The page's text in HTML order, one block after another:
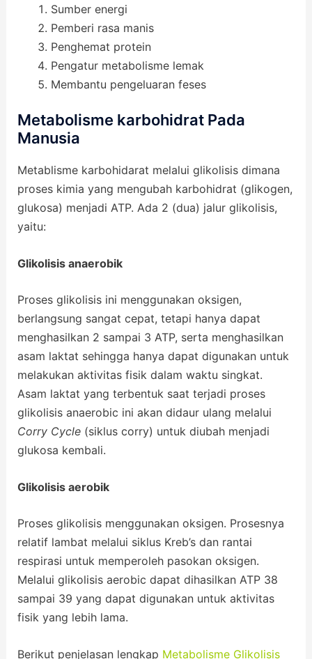
Sumber energi
Pemberi rasa manis
Penghemat protein
Pengatur metabolisme lemak
Membantu pengeluaran feses
Metabolisme karbohidrat Pada
Manusia
Metablisme karbohidarat melalui glikolisis dimana
proses kimia yang mengubah karbohidrat (glikogen,
glukosa) menjadi ATP. Ada 2 (dua) jalur glikolisis,
yaitu:
Glikolisis anaerobik
Proses glikolisis ini menggunakan oksigen,
berlangsung sangat cepat, tetapi hanya dapat
menghasilkan 2 sampai 3 ATP, serta menghasilkan
asam laktat sehingga hanya dapat digunakan untuk
melakukan aktivitas fisik dalam waktu singkat.
Asam laktat yang terbentuk saat terjadi proses
glikolisis anaerobic ini akan didaur ulang melalui
Corry Cycle(siklus corry) untuk diubah menjadi
glukosa kembali.
Glikolisis aerobik
Proses glikolisis menggunakan oksigen. Prosesnya
relatif lambat melalui siklus Kreb’s dan rantai
respirasi untuk memperoleh pasokan oksigen.
Melalui glikolisis aerobic dapat dihasilkan ATP 38
sampai 39 yang dapat digunakan untuk aktivitas
fisik yang lebih lama.
Berikut penjelasan lengkap Metabolisme Glikolisis